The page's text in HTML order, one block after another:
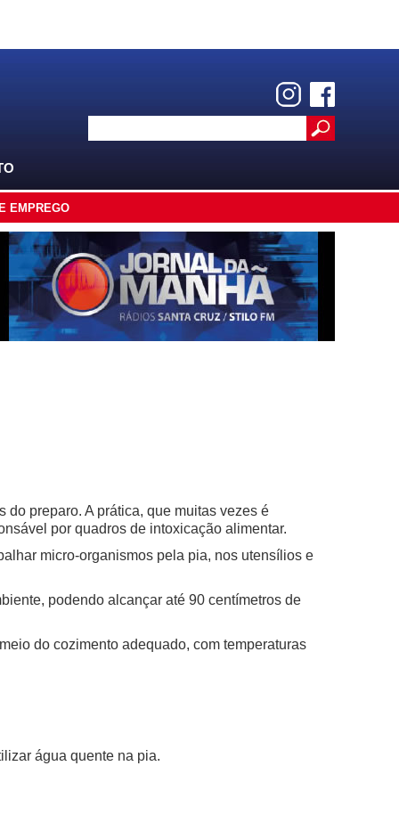
EMPREGO
preparo. A prática, que muitas vezes é
por quadros de intoxicação alimentar.
micro-organismos pela pia, nos utensílios e
podendo alcançar até 90 centímetros de
do cozimento adequado, com temperaturas
água quente na pia.